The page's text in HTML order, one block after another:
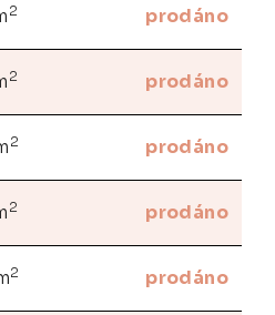
2 prodáno
2 prodáno
2 prodáno
2 prodáno
2 prodáno